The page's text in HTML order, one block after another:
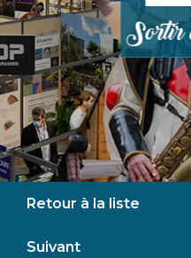
Retour à la liste
Suivant